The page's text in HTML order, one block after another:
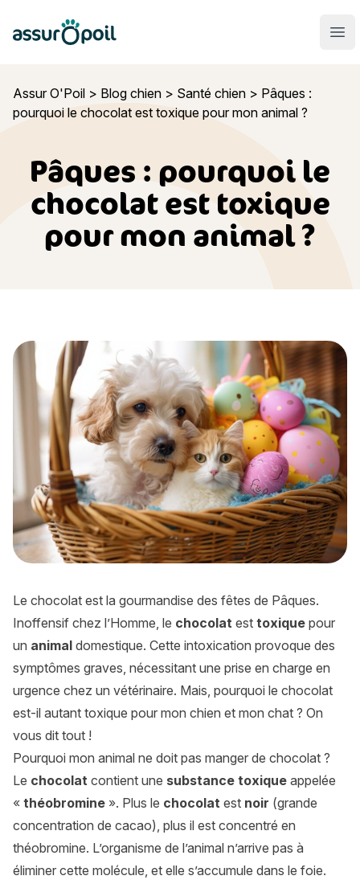
Assur O'Poil
Assur O'Poil > Blog chien > Santé chien > Pâques :
pourquoi le chocolat est toxique pour mon animal ?
Pâques : pourquoi le
chocolat est toxique
pour mon animal ?
Pâques : pourquoi le chocolat est toxique pour mon animal ?
Le chocolat est la gourmandise des fêtes de Pâques.
Inoffensif chez l’Homme, le chocolat est toxique pour
un animal domestique. Cette intoxication provoque des
symptômes graves, nécessitant une prise en charge en
urgence chez un vétérinaire. Mais, pourquoi le chocolat
est-il autant toxique pour mon chien et mon chat ? On
vous dit tout !
Pourquoi mon animal ne doit pas manger de chocolat ?
Le chocolat contient une substance toxique appelée
« théobromine ». Plus le chocolat est noir (grande
concentration de cacao), plus il est concentré en
théobromine. L’organisme de l’animal n’arrive pas à
éliminer cette molécule, et elle s’accumule dans le foie.